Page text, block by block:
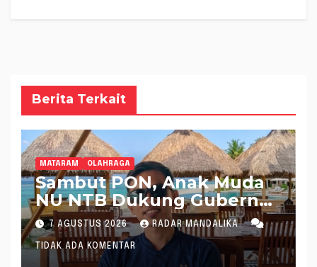
Berita Terkait
MATARAM OLAHRAGA
Sambut PON, Anak Muda
NU NTB Dukung Gubernur
Pimpin KONI NTB
7 AGUSTUS 2026 RADAR MANDALIKA
TIDAK ADA KOMENTAR